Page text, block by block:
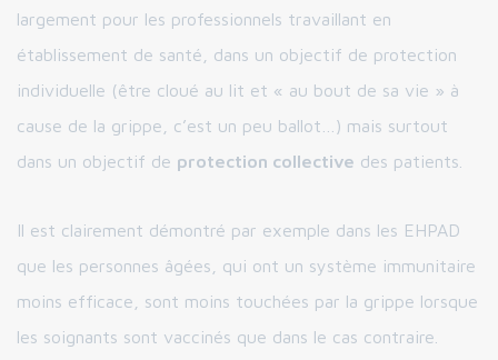
largement pour les professionnels travaillant en
établissement de santé, dans un objectif de protection
individuelle (être cloué au lit et « au bout de sa vie » à
cause de la grippe, c’est un peu ballot…) mais surtout
dans un objectif de protection collective des patients.
Il est clairement démontré par exemple dans les EHPAD
que les personnes âgées, qui ont un système immunitaire
moins efficace, sont moins touchées par la grippe lorsque
les soignants sont vaccinés que dans le cas contraire.